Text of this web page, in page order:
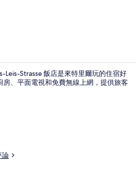
Leis-Strasse 飯店是來特里爾玩的住宿好
、平面電視和免費無線上網，提供旅客
論